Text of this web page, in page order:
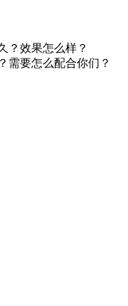
？效果怎么样？
需要怎么配合你们？